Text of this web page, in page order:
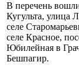
В перечень
Кугульта, улица
селе
селе Красное,
Юбилейная в
Бешпагир.